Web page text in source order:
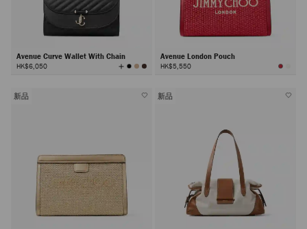
Avenue Curve Wallet With Chain
HK$6,050 查
看
Avenue London Pouch
HK$5,550
新品 新品